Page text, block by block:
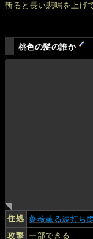
斬ると長い悲鳴を上げ
桃色の髪の誰か
住処 薔薇薫る波打ち
攻撃 一部できる